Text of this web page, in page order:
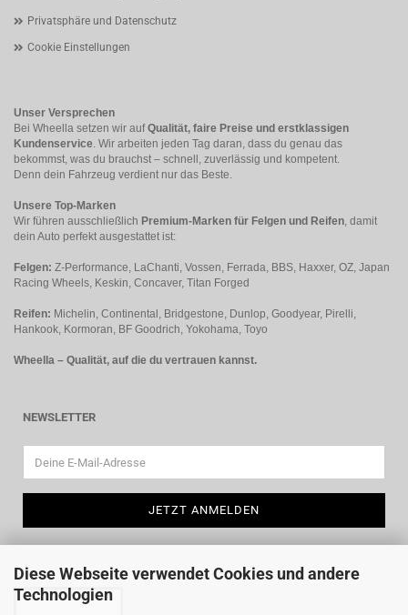
Diese Webseite verwendet Cookies und andere
Technologien
Privatsphäre und Datenschutz
Cookie Einstellungen
Unser Versprechen
Bei Wheella setzen wir aufQualität, faire Preise und erstklassigen
Kundenservice. Wir arbeiten jeden Tag daran, dass du genau das
bekommst, was du brauchst – schnell, zuverlässig und kompetent.
Denn dein Fahrzeug verdient nur das Beste.
Unsere Top-Marken
Wir führen ausschließlich Premium-Marken für Felgen und Reifen, damit
dein Auto perfekt ausgestattet ist:
Felgen: Z-Performance, LaChanti, Vossen, Ferrada, BBS, Haxxer, OZ, Japan
Racing Wheels, Keskin, Concaver, Titan Forged
Reifen: Michelin, Continental, Bridgestone, Dunlop, Goodyear, Pirelli,
Hankook, Kormoran, BF Goodrich, Yokohama, Toyo
Wheella – Qualität, auf die du vertrauen kannst.
NEWSLETTER